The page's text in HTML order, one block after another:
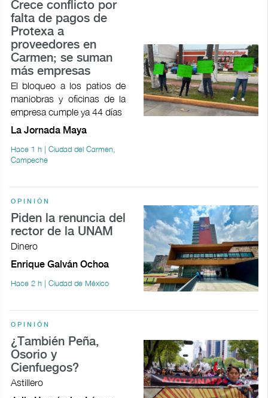
Crece conflicto por
falta de pagos de
Protexa a
proveedores en
Carmen; se suman
más empresas
El bloqueo a los patios de
maniobras y oficinas de la
empresa cumple ya 44 días
La Jornada Maya
Hace 1 h | Ciudad del Carmen,
Campeche
OPINIÓN
Piden la renuncia del
rector de la UNAM
Dinero
Enrique Galván Ochoa
Hace 2 h | Ciudad de México
OPINIÓN
¿También Peña,
Osorio y
Cienfuegos?
Astillero